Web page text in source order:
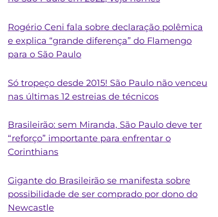
Rogério Ceni fala sobre declaração polêmica
e explica “grande diferença” do Flamengo
para o São Paulo
Só tropeço desde 2015! São Paulo não venceu
nas últimas 12 estreias de técnicos
Brasileirão: sem Miranda, São Paulo deve ter
“reforço” importante para enfrentar o
Corinthians
Gigante do Brasileirão se manifesta sobre
possibilidade de ser comprado por dono do
Newcastle